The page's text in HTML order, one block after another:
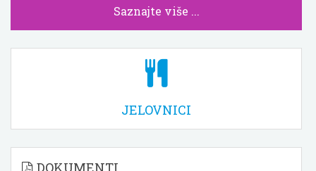
Saznajte više ...
JELOVNICI
DOKUMENTI